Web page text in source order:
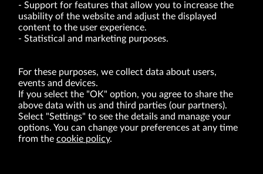
VRG S.A. | 10 Pilotów Street | 31-462 Kraków
Tax Identification Number: 675-000-03-61
District Court for Kraków-Śródmieście in Kraków
XI Economic Department of the National Court Register number 0000047082
of act of 8.03.2013 on combating excessive late payment in commercial transactions
(Journal of Laws of 2019, item 118 as amended).
BRANDS
Support for features that allow you to increase the
usability of the website and adjust the displayed
content to the user experience.
Statistical and marketing purposes.
For these purposes, we collect data about users,
events and devices.
If you select the "OK" option, you agree to share the
above data with us and third parties (our partners).
Select "Settings" to see the details and manage your
options. You can change your preferences at any time
from the cookie policy.